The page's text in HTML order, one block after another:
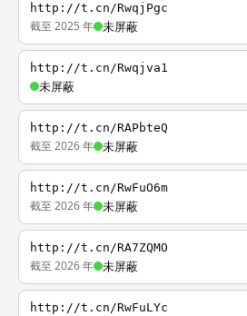
http://t.cn/RwqjPgc
截至 2025 年 未屏蔽
http://t.cn/Rwqjva1
未屏蔽
http://t.cn/RAPbteQ
截至 2026 年 未屏蔽
http://t.cn/RwFuO6m
截至 2026 年 未屏蔽
http://t.cn/RA7ZQMO
截至 2026 年 未屏蔽
http://t.cn/RwFuLYc